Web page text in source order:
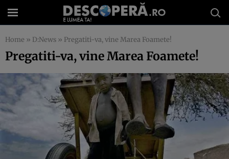
Home » D:News » Pregatiti-va, vine Marea Foamete!
Pregatiti-va, vine Marea Foamete!